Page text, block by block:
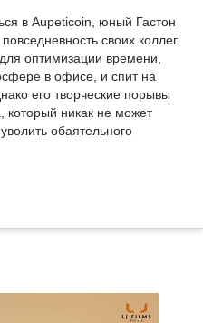
в Aupeticoin, юный Гастон
своих коллег.
оптимизации времени,
в офисе, и спит на
его творческие порывы
который никак не может
обаятельного